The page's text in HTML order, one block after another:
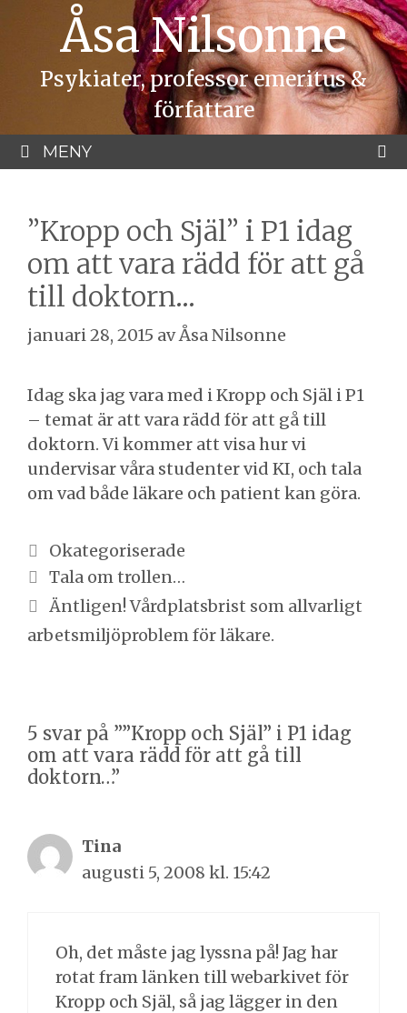
Åsa Nilsonne
Psykiater, professor emeritus &
författare
MENY
”Kropp och Själ” i P1 idag
om att vara rädd för att gå
till doktorn…
januari 28, 2015 avÅsa Nilsonne
Idag ska jag vara med i Kropp och Själ i P1
– temat är att vara rädd för att gå till
doktorn. Vi kommer att visa hur vi
undervisar våra studenter vid KI, och tala
om vad både läkare och patient kan göra.
Kategorier
Okategoriserade
Inläggsnavigering
Tala om trollen…
Äntligen! Vårdplatsbrist som allvarligt
arbetsmiljöproblem för läkare.
5 svar på ””Kropp och Själ” i P1 idag
om att vara rädd för att gå till
doktorn…”
Tina
augusti 5, 2008 kl. 15:42
Oh, det måste jag lyssna på! Jag har
rotat fram länken till webarkivet för
Kropp och Själ, så jag lägger in den